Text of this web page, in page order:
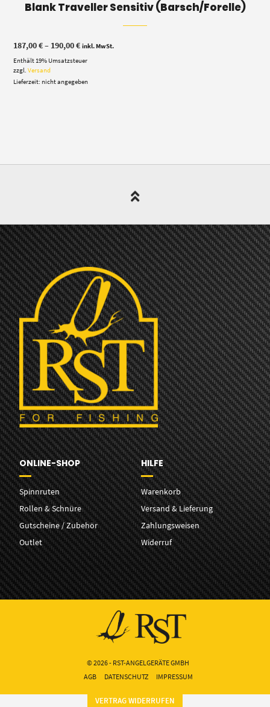
Blank Traveller Sensitiv (Barsch/Forelle)
187,00€– 190,00€Preisspanne:
bis
inkl. MwSt.
Enthält 19% Umsatzsteuer
zzgl.Versand
Lieferzeit: nicht angegeben
ONLINE-SHOP
Spinnruten
Rollen & Schnüre
Gutscheine / Zubehör
Outlet
HILFE
Warenkorb
Versand & Lieferung
Zahlungsweisen
Widerruf
© 2026 - RST-ANGELGERÄTE GMBH
AGB
DATENSCHUTZ IMPRESSUM
VERTRAG WIDERRUFEN